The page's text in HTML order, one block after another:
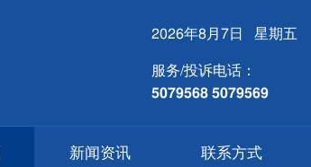
2026年8月7日 星期五
服务/投诉电话：
5079568 5079569
新闻资讯 联系方式